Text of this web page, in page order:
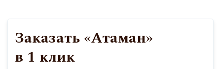
Заказать «Атаман»
в 1 клик